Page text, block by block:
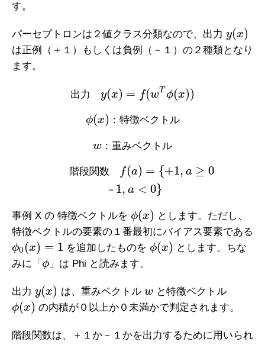
す。
パーセプトロンは２値クラス分類なので、出力 y(x)
は正例（＋１）もしくは負例（－１）の２種類となり
ます。
出力 y(x) = f(wT ϕ(x))
ϕ(x) ： 特徴ベク ト ル
w ： 重みベク ト ル
階段関数 f(a) = {+1, a ≥ 0
－ 1, a < 0}
事例 X の 特徴ベクトルを ϕ(x) とします。ただし、
特徴ベクトルの要素の１番最初にバイアス要素である
ϕ0 (x) = 1 を追加したものを ϕ(x) とします。ちな
みに「 ϕ 」は Phi と読みます。
出力 y(x) は、重みベクトル w と特徴ベクトル
ϕ(x) の内積が０以上か０未満かで判定されます。
階段関数は、＋１か－１かを出力するために用いられ